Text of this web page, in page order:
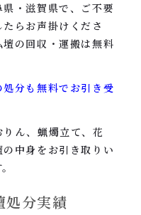
・滋賀県で、ご不要
らお声掛けくださ
の回収・運搬は無料
分も無料でお引き受
ん、蝋燭立て、花
中身をお引き取りい
処分実績